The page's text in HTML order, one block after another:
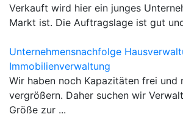
Verkauft wird hier ein junges
Markt ist. Die Auftragslage ist gut
Unternehmensnachfolge
Immobilienverwaltung
Wir haben noch Kapazitäten frei und
vergrößern. Daher suchen wir
Größe zur ...